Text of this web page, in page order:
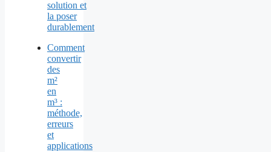
Comment
convertir
des
m²
en
m³ :
méthode,
erreurs
et
applications